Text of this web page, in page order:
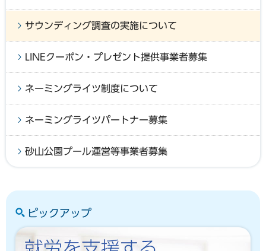
サウンディング調査の実施について
LINEクーポン・プレゼント提供事業者募集
ネーミングライツ制度について
ネーミングライツパートナー募集
砂山公園プール運営等事業者募集
ピックアップ